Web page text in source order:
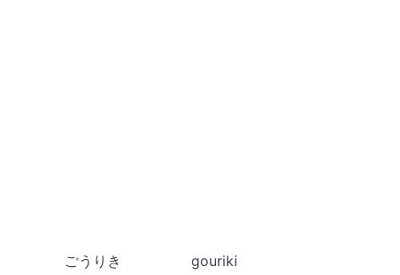
ごうりき gouriki